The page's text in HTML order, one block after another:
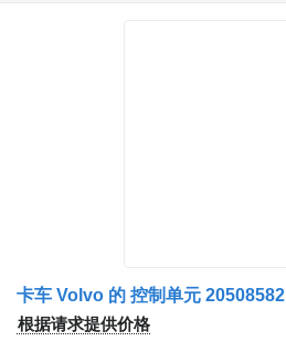
卡车 Volvo 的 控制单元 20508582
根据请求提供价格